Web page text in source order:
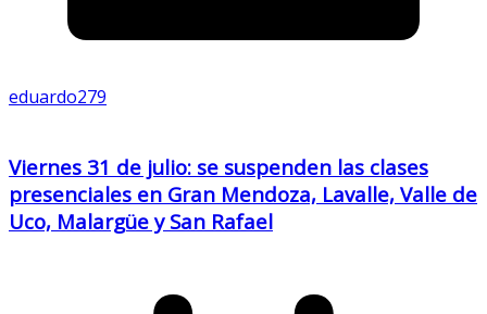
eduardo279
Viernes 31 de julio: se suspenden las clases
presenciales en Gran Mendoza, Lavalle, Valle de
Uco, Malargüe y San Rafael